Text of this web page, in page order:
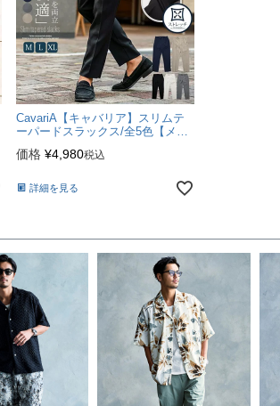
-TAIRA-
身長180cm 体重67kg
CavariA【キャバリア】スリムテ
ーパードスラックス/全5色【メー
価格 ¥4,980税込
詳細を見る